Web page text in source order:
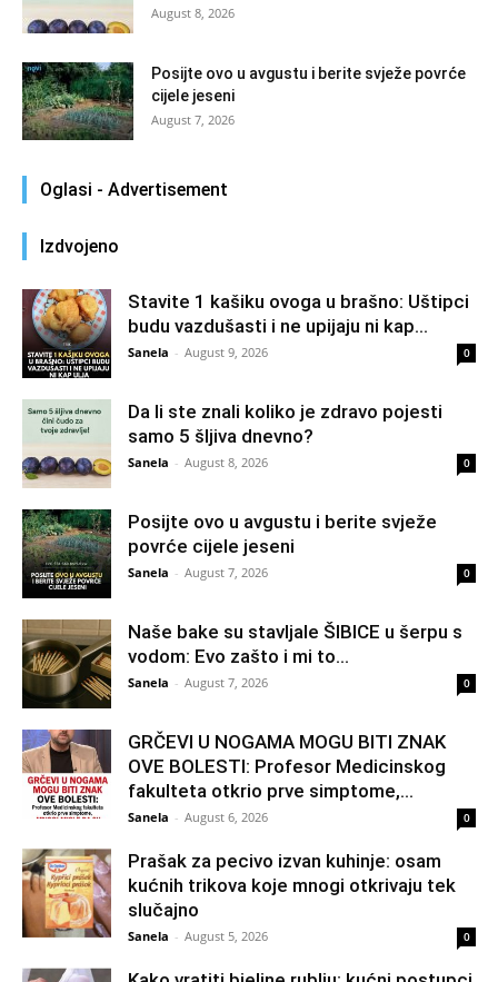
August 8, 2026
Posijte ovo u avgustu i berite svježe povrće
cijele jeseni
August 7, 2026
Oglasi - Advertisement
Izdvojeno
Stavite 1 kašiku ovoga u brašno: Uštipci
budu vazdušasti i ne upijaju ni kap...
Sanela - August 9, 2026 0
Da li ste znali koliko je zdravo pojesti
samo 5 šljiva dnevno?
Sanela - August 8, 2026 0
Posijte ovo u avgustu i berite svježe
povrće cijele jeseni
Sanela - August 7, 2026 0
Naše bake su stavljale ŠIBICE u šerpu s
vodom: Evo zašto i mi to...
Sanela - August 7, 2026 0
GRČEVI U NOGAMA MOGU BITI ZNAK
OVE BOLESTI: Profesor Medicinskog
fakulteta otkrio prve simptome,...
Sanela - August 6, 2026 0
Prašak za pecivo izvan kuhinje: osam
kućnih trikova koje mnogi otkrivaju tek
slučajno
Sanela - August 5, 2026 0